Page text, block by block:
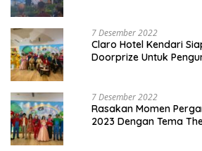
7 Desember 2022
Claro Hotel Kendari
Doorprize Untuk
7 Desember 2022
Rasakan Momen
2023 Dengan Tema